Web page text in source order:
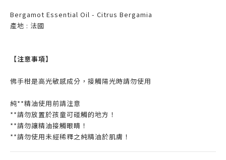
Bergamot Essential Oil - Citrus Bergamia
產地 : 法國
【注意事項】
佛手柑是高光敏感成分，接觸陽光時請勿使用
純**精油使用前請注意
**請勿放置於孩童可碰觸的地方！
**請勿讓精油接觸眼睛！
**請勿使用未經稀釋之純精油於肌膚！